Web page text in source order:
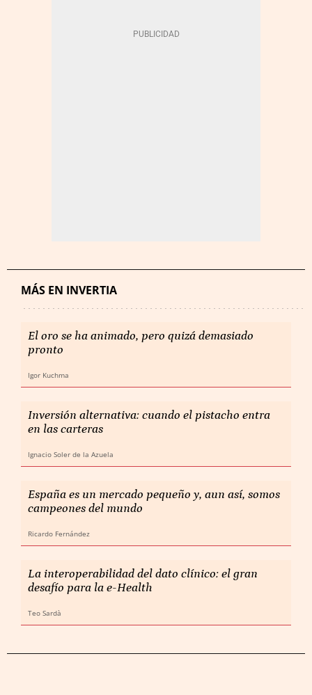
MÁS EN INVERTIA
El oro se ha animado, pero quizá demasiado
pronto
Igor Kuchma
Inversión alternativa: cuando el pistacho entra
en las carteras
Ignacio Soler de la Azuela
España es un mercado pequeño y, aun así, somos
campeones del mundo
Ricardo Fernández
La interoperabilidad del dato clínico: el gran
desafío para la e-Health
Teo Sardà